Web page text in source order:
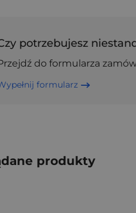
potrzebujesz
do formularza
formularz
produkty